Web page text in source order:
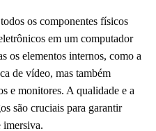
os componentes físicos
em um computador
os elementos internos, como a
de vídeo, mas também
e monitores. A qualidade e a
são cruciais para garantir
imersiva.